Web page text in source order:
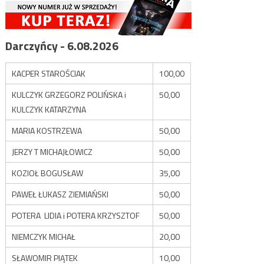
Darczyńcy - 6.08.2026
KACPER STAROŚCIAK
100,00
KULCZYK GRZEGORZ POLIŃSKA i
KULCZYK KATARZYNA
50,00
MARIA KOSTRZEWA
50,00
JERZY T MICHAJŁOWICZ
50,00
KOZIOŁ BOGUSŁAW
35,00
PAWEŁ ŁUKASZ ZIEMIAŃSKI
50,00
POTERA LIDIA i POTERA KRZYSZTOF
50,00
NIEMCZYK MICHAŁ
20,00
SŁAWOMIR PIĄTEK
10,00